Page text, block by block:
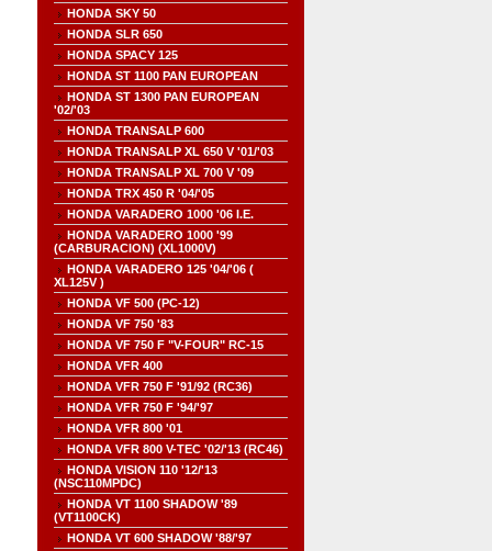
HONDA SKY 50
HONDA SLR 650
HONDA SPACY 125
HONDA ST 1100 PAN EUROPEAN
HONDA ST 1300 PAN EUROPEAN
'02/'03
HONDA TRANSALP 600
HONDA TRANSALP XL 650 V '01/'03
HONDA TRANSALP XL 700 V '09
HONDA TRX 450 R '04/'05
HONDA VARADERO 1000 '06 I.E.
HONDA VARADERO 1000 '99
(CARBURACION) (XL1000V)
HONDA VARADERO 125 '04/'06 (
XL125V )
HONDA VF 500 (PC-12)
HONDA VF 750 '83
HONDA VF 750 F "V-FOUR" RC-15
HONDA VFR 400
HONDA VFR 750 F '91/92 (RC36)
HONDA VFR 750 F '94/'97
HONDA VFR 800 '01
HONDA VFR 800 V-TEC '02/'13 (RC46)
HONDA VISION 110 '12/'13
(NSC110MPDC)
HONDA VT 1100 SHADOW '89
(VT1100CK)
HONDA VT 600 SHADOW '88/'97